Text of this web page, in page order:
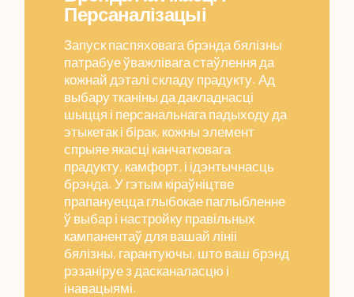
Персаналізацыі
Запуск паспяховага брэнда бялізны
патрабуе ўважлівага стаўлення да
кожнай дэталі складу прадукту. Ад
выбару тканіны да дакладнасці
шыцця і персанальнага падыходу да
этыкетак і бірак, кожны элемент
спрыяе якасці канчатковага
прадукту, камфорт, і ідэнтычнасць
брэнда. У гэтым кіраўніцтве
прапануецца глыбокае паглыбленне
ў выбар і настройку правільных
кампанентаў для вашай лініі
бялізны, гарантуючы, што ваш брэнд
рэзаніруе з дасканаласцю і
інавацыямі.